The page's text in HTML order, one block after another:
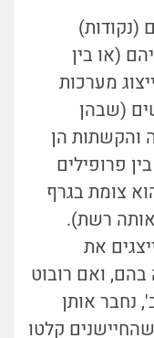
(נקודות)
(או בין
מערכות
(שבהן
והקשתות הן
פרופילים
צומת בגרף
רשת).
את
ואם רובוט
נחבר אותן
קלטו